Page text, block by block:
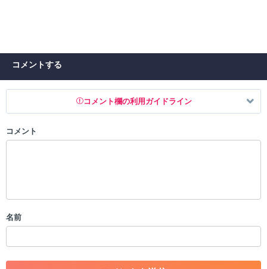
コメントする
コメント欄の利用ガイドライン
以下の書き込みを禁止とし、場合によってはコメント削除や書き込み制
・一度削除された投稿を再び投稿すること
・アカウントの売買など金銭が絡む内容の投稿
・各ゲームのネタバレを含む内容の投稿
コメント
名前